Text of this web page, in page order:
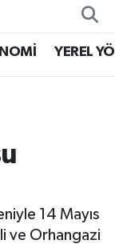
YEREL
14 Mayıs
ve Orhangazi